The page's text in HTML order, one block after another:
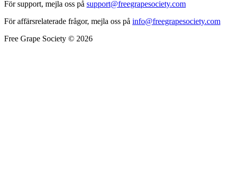
För support, mejla oss på support@freegrapesociety.com
För affärsrelaterade frågor, mejla oss på info@freegrapesociety.com
Free Grape Society © 2026